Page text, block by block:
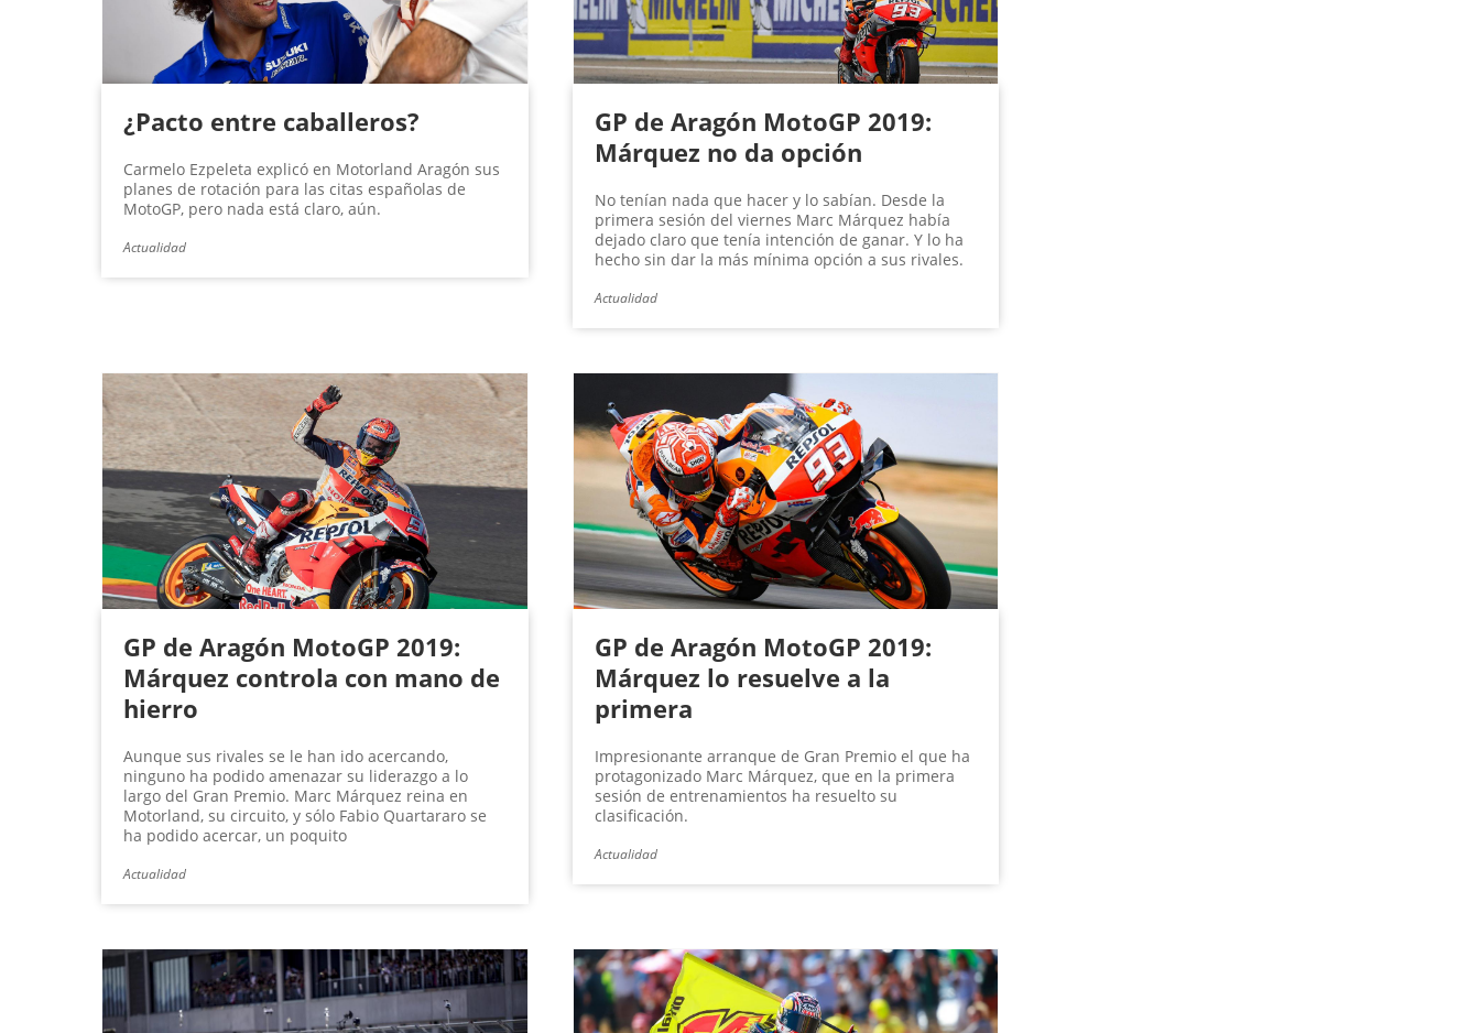
¿Pacto entre caballeros?
Carmelo Ezpeleta explicó en Motorland Aragón sus
planes de rotación para las citas españolas de
MotoGP, pero nada está claro, aún.
Actualidad
GP de Aragón MotoGP 2019:
Márquez no da opción
No tenían nada que hacer y lo sabían. Desde la
primera sesión del viernes Marc Márquez había
dejado claro que tenía intención de ganar. Y lo ha
hecho sin dar la más mínima opción a sus rivales.
Actualidad
GP de Aragón MotoGP 2019:
Márquez controla con mano de
hierro
Aunque sus rivales se le han ido acercando,
ninguno ha podido amenazar su liderazgo a lo
largo del Gran Premio. Marc Márquez reina en
Motorland, su circuito, y sólo Fabio Quartararo se
ha podido acercar, un poquito
Actualidad
GP de Aragón MotoGP 2019:
Márquez lo resuelve a la
primera
Impresionante arranque de Gran Premio el que ha
protagonizado Marc Márquez, que en la primera
sesión de entrenamientos ha resuelto su
clasificación.
Actualidad